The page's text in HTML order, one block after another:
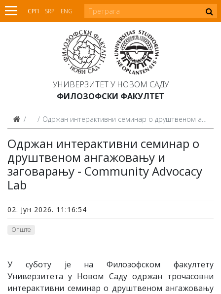
СРП SRP ENG
УНИВЕРЗИТЕТ У НОВОМ САДУ
ФИЛОЗОФСКИ ФАКУЛТЕТ
ВестиOдржан интерактивни семинар о друштвеном ангажовању и заговарању - Community Advocacy Lab
Oдржан интерактивни семинар о
друштвеном ангажовању и
заговарању - Community Advocacy
Lab
02. јун 2026. 11:16:54
Опште
У суботу је на Филозофском факултету
Универзитета у Новом Саду одржан трочасовни
интерактивни семинар о друштвеном ангажовању